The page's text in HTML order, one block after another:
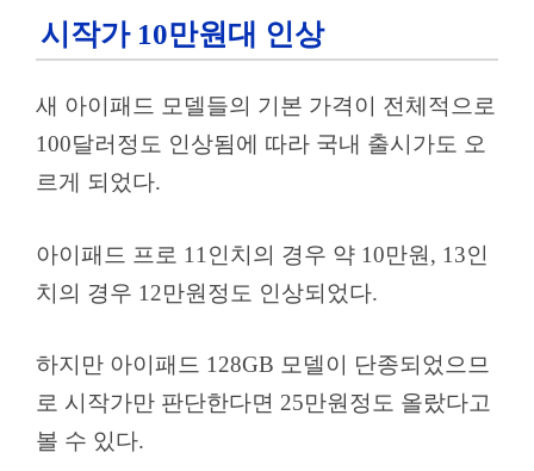
시작가 10만원대 인상
새 아이패드 모델들의 기본 가격이 전체적으로
100달러정도 인상됨에 따라 국내 출시가도 오
르게 되었다.
아이패드 프로 11인치의 경우 약 10만원, 13인
치의 경우 12만원정도 인상되었다.
하지만 아이패드 128GB 모델이 단종되었으므
로 시작가만 판단한다면 25만원정도 올랐다고
볼 수 있다.